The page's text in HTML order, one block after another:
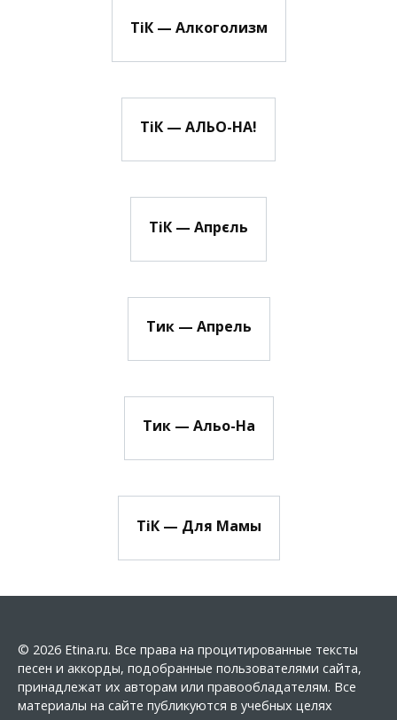
ТіК — Алкоголизм
ТіК — АЛЬО-НА!
ТіК — Апрєль
Тик — Апрель
Тик — Альо-На
ТіК — Для Мамы
© 2026 Etina.ru. Все права на процитированные тексты
песен и аккорды, подобранные пользователями сайта,
принадлежат их авторам или правообладателям. Все
материалы на сайте публикуются в учебных целях